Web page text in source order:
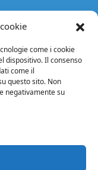
come i cookie
dispositivo. Il consenso
come il
questo sito. Non
negativamente su